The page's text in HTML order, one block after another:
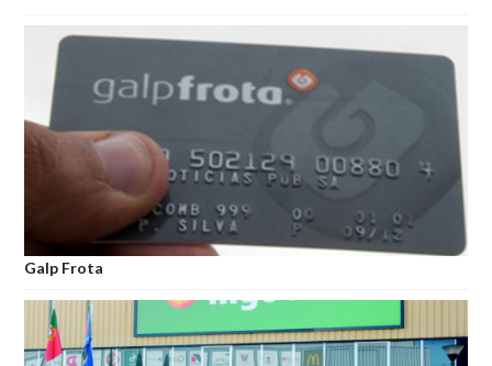
Galp Frota